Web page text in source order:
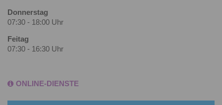
Donnerstag
07:30 - 18:00 Uhr
Feitag
07:30 - 16:30 Uhr
ONLINE-DIENSTE